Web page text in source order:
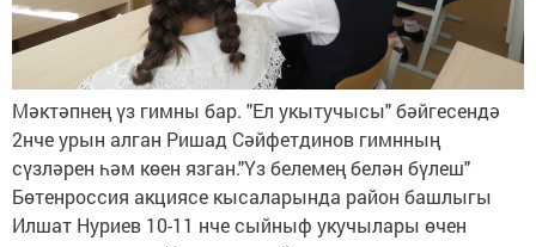
Мәктәпнең үз гимны бар. "Ел укытучысы" бәйгесендә
2нче урын алган Ришад Сәйфетдинов гимнның
сүзләрен һәм көен язган."Үз белемең белән бүлеш"
Бөтенроссия акциясе кысаларында район башлыгы
Илшат Нуриев 10-11 нче сыйныф укучылары өчен